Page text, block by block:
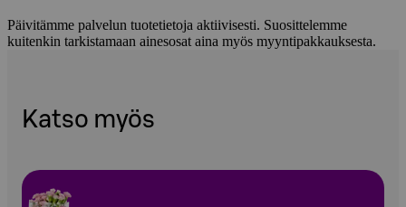
Päivitämme palvelun tuotetietoja aktiivisesti. Suosittelemme
kuitenkin tarkistamaan ainesosat aina myös myyntipakkauksesta.
Katso myös